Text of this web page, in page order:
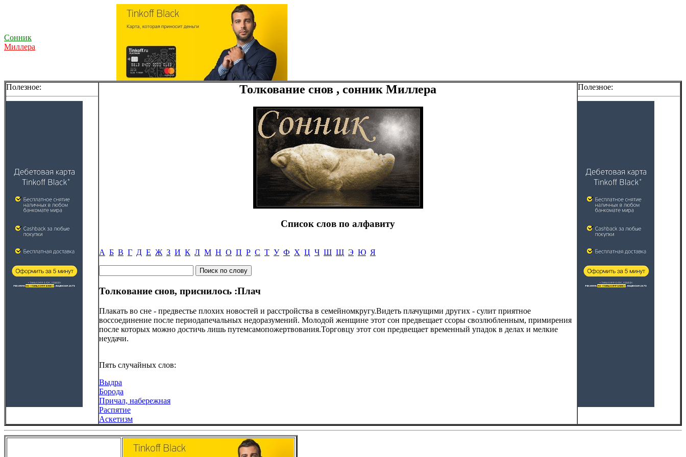
Сонник
Миллера
Полезное: Толкование снов , сонник Миллера
Список слов по алфавиту
А Б В Г Д Е Ж З И К Л М Н О П Р С Т У Ф Х Ц Ч Ш Щ Э Ю Я
Толкование снов, приснилось :Плач
Плакать во сне - предвестье плохих новостей и расстройства в семейномкругу.Видеть плачущими других - сулит приятное
воссоединение после периодапечальных недоразумений. Молодой женщине этот сон предвещает ссоры свозлюбленным, примирения
после которых можно достичь лишь путемсамопожертвования.Торговцу этот сон предвещает временный упадок в делах и мелкие
неудачи.
Пять случайных слов:
Выдра
Борода
Причал, набережная
Распятие
Аскетизм
Полезное: